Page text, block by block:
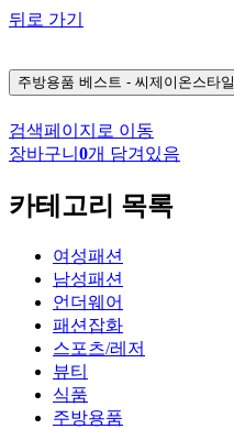
뒤로 가기
주방용품 베스트 - 씨제이온스타일
검색페이지로 이동
장바구니 0개 담겨있음
카테고리 목록
여성패션
남성패션
언더웨어
패션잡화
스포츠/레저
뷰티
식품
주방용품